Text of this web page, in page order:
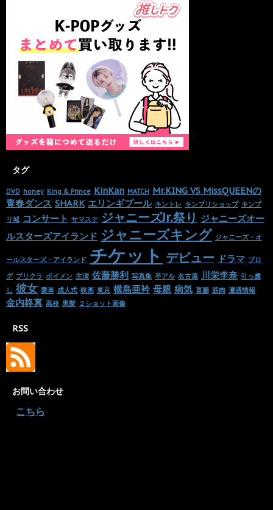
タグ
DVD honey King & Prince KinKan MATCH Mr.KING VS MissQUEENの
青春ダンス SHARK エリンギプール キントレ キンプリショップ キンプ
リ城 コンサート サマステ ジャニーズJr.祭り ジャニーズオー
ルスターズアイランド ジャニーズキング ジャニーズ・オ
ールスターズ・アイランド チケット デビュー ドラマ ブロ
グ プリクラ ボイメン 主演 佐藤勝利 写真集 卒アル 名古屋 川栄李奈 引っ越
し 彼女 愛車 成人式 映画 東京 横島亜衿 母親 病気 盲腸 筋肉 遭遇情報
金内柊真 高校 黒髪 ２ショット画像
RSS
お問い合わせ
こちら